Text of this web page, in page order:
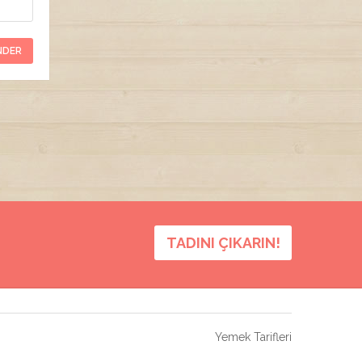
TADINI ÇIKARIN!
Yemek Tarifleri